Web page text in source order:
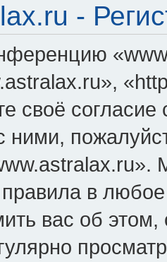
-
своё
ними,
правила в
вас об